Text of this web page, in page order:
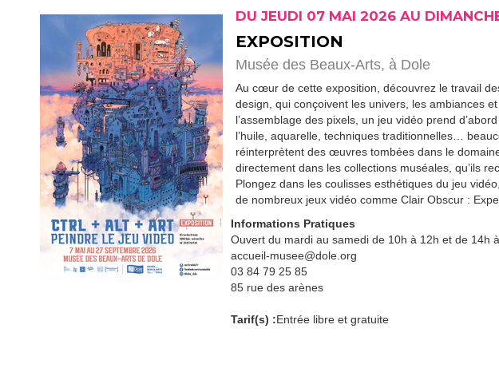
DU JEUDI 07 MAI 2026 AU
EXPOSITION
Musée des Beaux-Arts, à Dole
Au cœur de cette exposition, découvrez le travail
design, qui conçoivent les univers, les ambiances
l’assemblage des pixels, un jeu vidéo prend
l’huile, aquarelle, techniques traditionnelles…
réinterprètent des œuvres tombées dans le
directement dans les collections muséales, qu’ils
Plongez dans les coulisses esthétiques du jeu
de nombreux jeux vidéo comme Clair Obscur :
Informations Pratiques
Ouvert du mardi au samedi de 10h à 12h et de 14h
accueil-musee@dole.org
03 84 79 25 85
85 rue des arènes
Tarif(s) :Entrée libre et gratuite